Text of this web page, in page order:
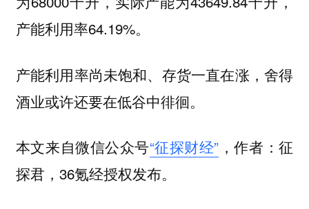
产能利用率64.19%。
产能利用率尚未饱和、存货一直在涨，舍得
酒业或许还要在低谷中徘徊。
本文来自微信公众号“征探财经” ，作者：征
探君，36氪经授权发布。